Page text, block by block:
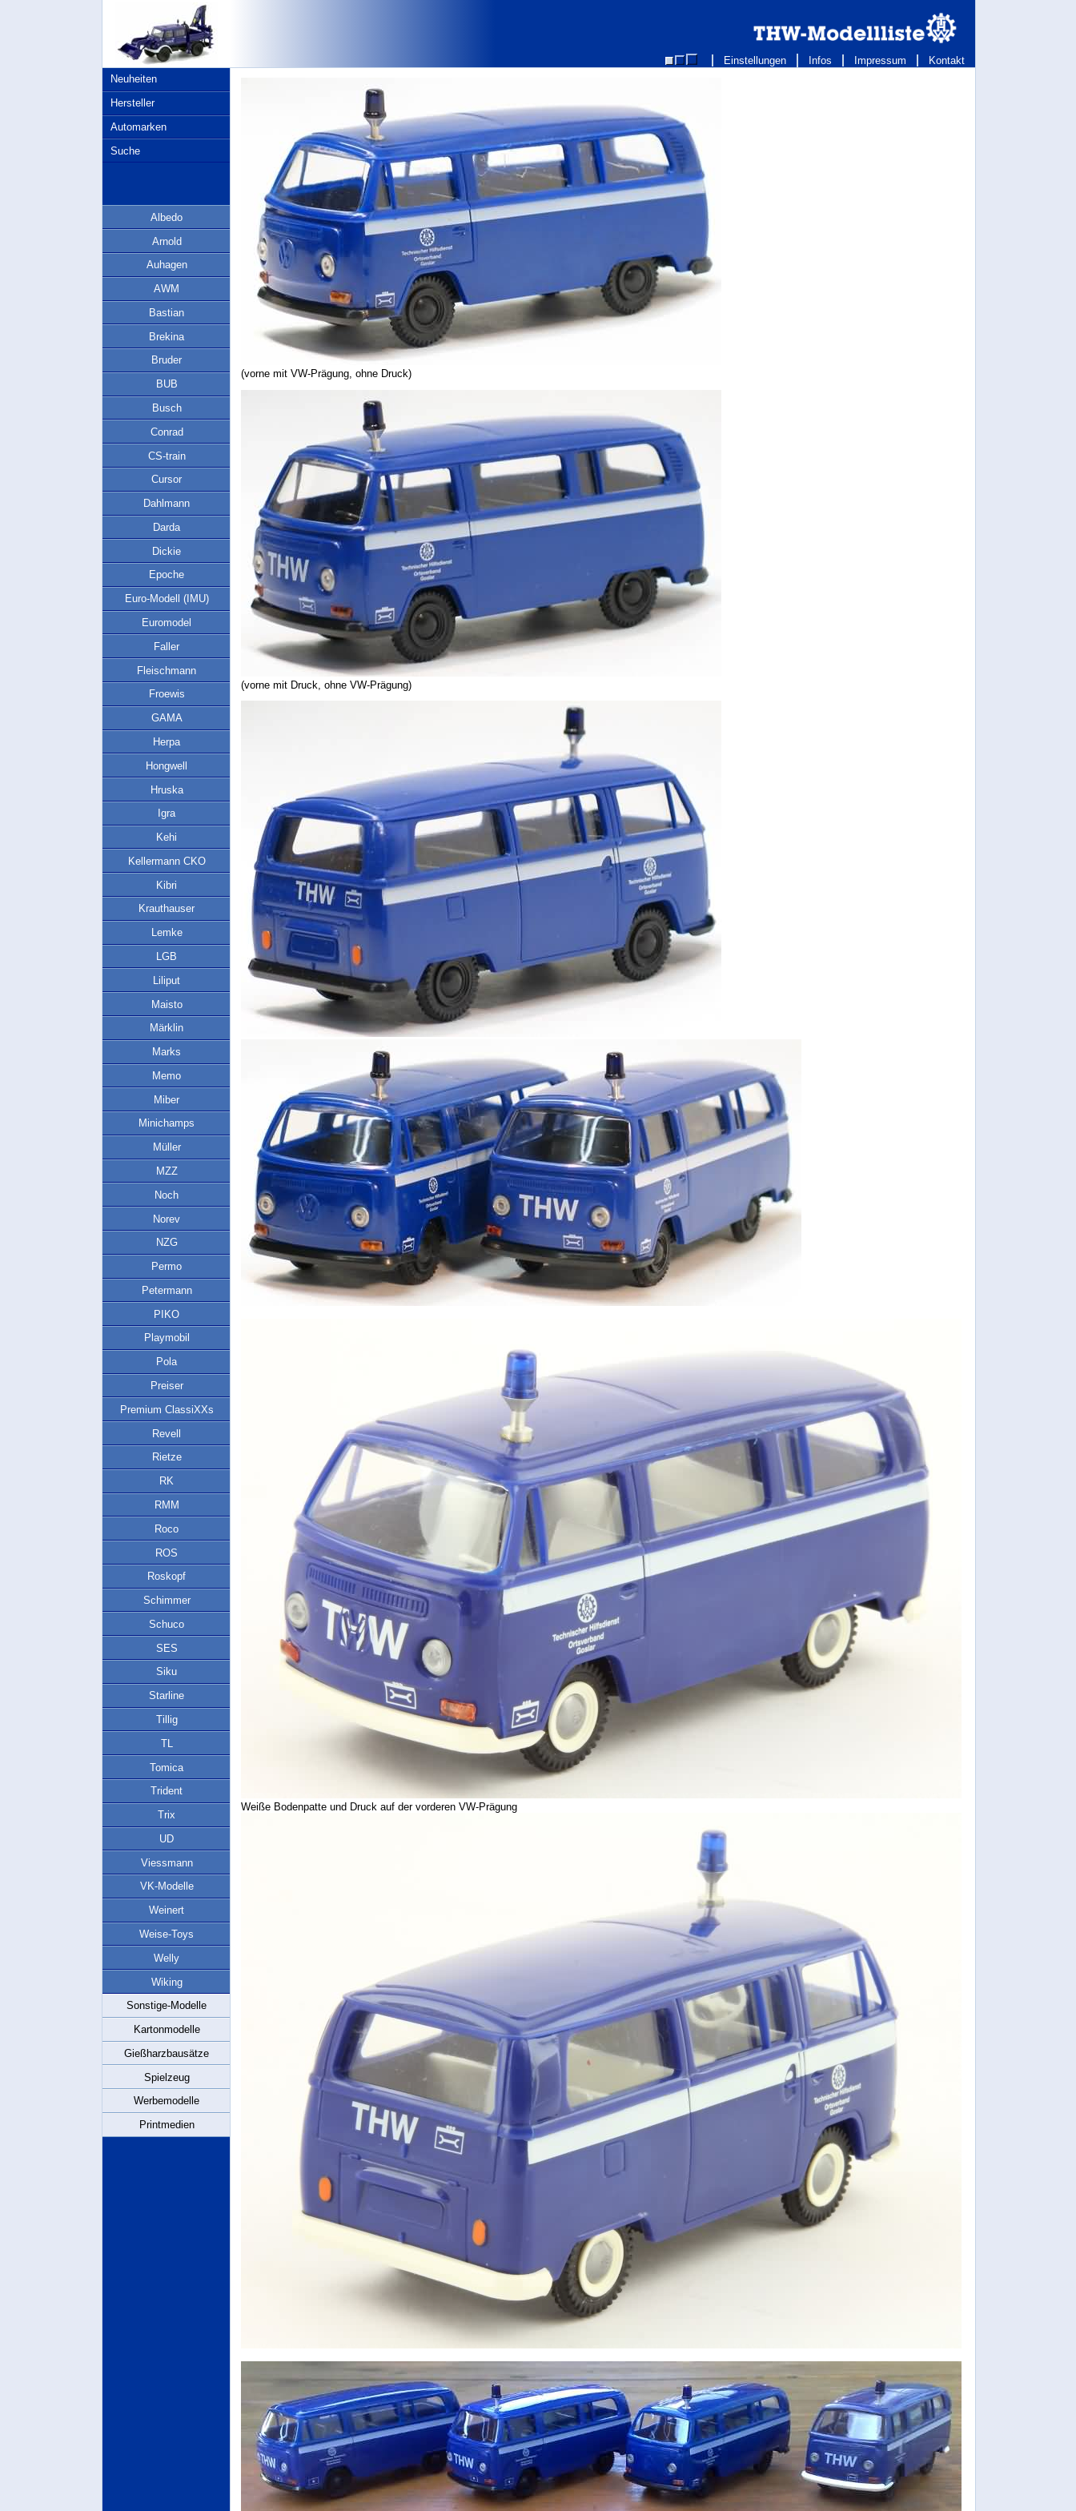
Einstellungen Infos Impressum
Kontakt
Neuheiten
Hersteller
Automarken
Suche
Albedo
Arnold
Auhagen
AWM
Bastian
Brekina
Bruder
BUB
Busch
Conrad
CS-train
Cursor
Dahlmann
Darda
Dickie
Epoche
Euro-Modell (IMU)
Euromodel
Faller
Fleischmann
Froewis
GAMA
Herpa
Hongwell
Hruska
Igra
Kehi
Kellermann CKO
Kibri
Krauthauser
Lemke
LGB
Liliput
Maisto
Märklin
Marks
Memo
Miber
Minichamps
Müller
MZZ
Noch
Norev
NZG
Permo
Petermann
PIKO
Playmobil
Pola
Preiser
Premium ClassiXXs
Revell
Rietze
RK
RMM
Roco
ROS
Roskopf
Schimmer
Schuco
SES
Siku
Starline
Tillig
TL
Tomica
Trident
Trix
UD
Viessmann
VK-Modelle
Weinert
Weise-Toys
Welly
Wiking
Sonstige-Modelle
Kartonmodelle
Gießharzbausätze
Spielzeug
Werbemodelle
Printmedien
(vorne mit VW-Prägung, ohne Druck)
(vorne mit Druck, ohne VW-Prägung)
Weiße Bodenpatte und Druck auf der vorderen VW-Prägung